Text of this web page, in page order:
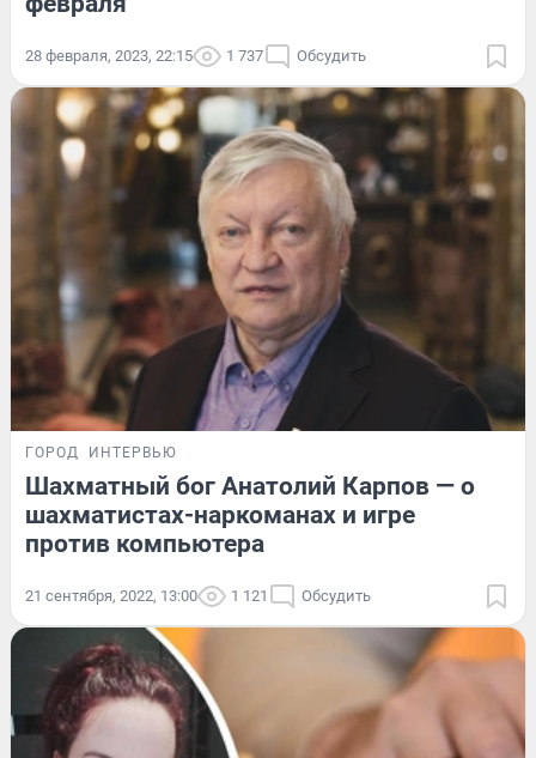
28 февраля, 2023, 22:15 1 737 Обсудить
ГОРОД ИНТЕРВЬЮ
Шахматный бог Анатолий Карпов — о
шахматистах-наркоманах и игре
против компьютера
21 сентября, 2022, 13:00 1 121 Обсудить